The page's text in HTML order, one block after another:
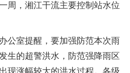
周，湘江干流主要控制站水位
公室提醒，要加强防范本次雨
生的超警洪水，防范强降雨区